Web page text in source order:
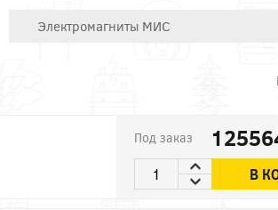
Электромагниты МИС
Под заказ
В